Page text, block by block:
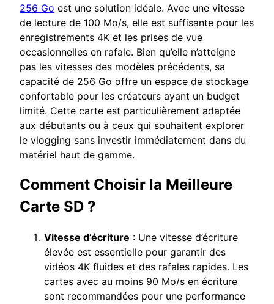
256 Go est une solution idéale. Avec une vitesse
de lecture de 100 Mo/s, elle est suffisante pour les
enregistrements 4K et les prises de vue
occasionnelles en rafale. Bien qu’elle n’atteigne
pas les vitesses des modèles précédents, sa
capacité de 256 Go offre un espace de stockage
confortable pour les créateurs ayant un budget
limité. Cette carte est particulièrement adaptée
aux débutants ou à ceux qui souhaitent explorer
le vlogging sans investir immédiatement dans du
matériel haut de gamme.
Comment Choisir la Meilleure
Carte SD ?
Vitesse d’écriture : Une vitesse d’écriture
élevée est essentielle pour garantir des
vidéos 4K fluides et des rafales rapides. Les
cartes avec au moins 90 Mo/s en écriture
sont recommandées pour une performance